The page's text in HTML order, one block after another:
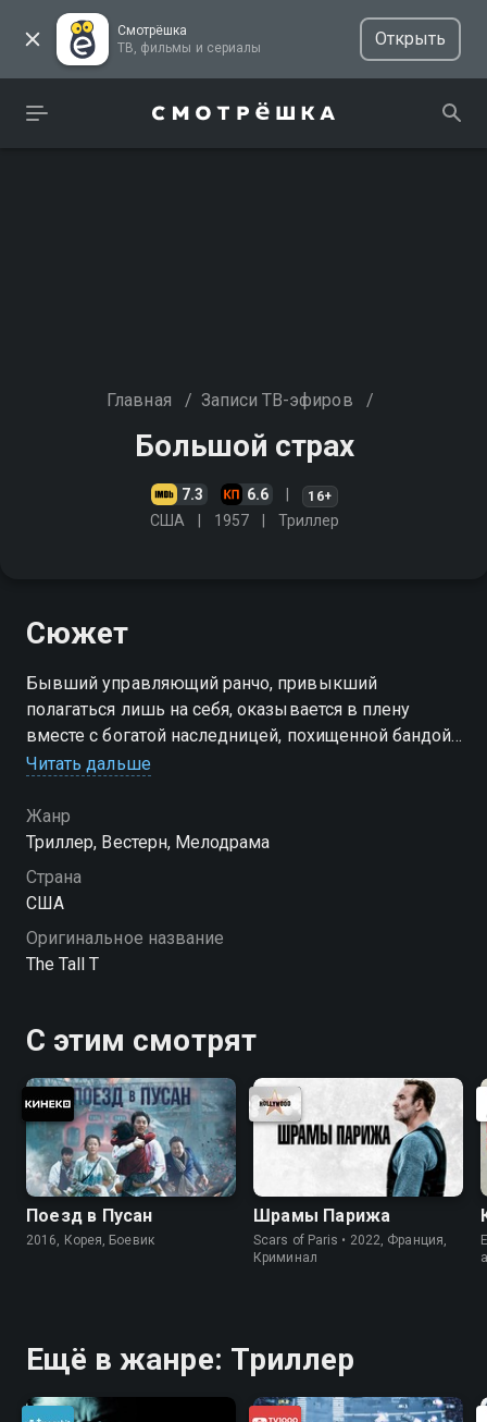
Смотрёшка
ТВ, фильмы и сериалы
Открыть
Главная / Записи ТВ-эфиров /
Большой страх
7.3 6.6 16+
США 1957 Триллер
Сюжет
Бывший управляющий ранчо, привыкший
полагаться лишь на себя, оказывается в плену
вместе с богатой наследницей, похищенной бандой
преступников ради выкупа
Читать дальше
Жанр
Триллер, Вестерн, Мелодрама
Страна
США
Оригинальное название
The Tall T
С этим смотрят
Поезд в Пусан
2016, Корея, Боевик
Шрамы Парижа
Scars of Paris • 2022, Франция,
Криминал
Ещё в жанре: Триллер